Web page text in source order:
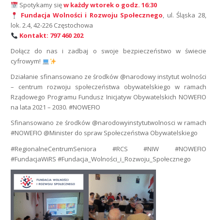
Spotykamy sięw każdy wtorek o godz. 16:30
Fundacja Wolności i Rozwoju Społecznego, ul. Śląska 28,
lok. 2.4, 42-226 Częstochowa
Kontakt: 797 460 202
Dołącz do nas i zadbaj o swoje bezpieczeństwo w świecie
cyfrowym!
Działanie sfinansowano ze środków @narodowy instytut wolności
– centrum rozwoju społeczeństwa obywatelskiego w ramach
Rządowego Programu Fundusz Inicjatyw Obywatelskich NOWEFIO
na lata 2021 – 2030. #NOWEFIO
Sfinansowano ze środków @narodowyinstytutwolnosci w ramach
#NOWEFIO @Minister do spraw Społeczeństwa Obywatelskiego
#RegionalneCentrumSeniora #RCS #NIW #NOWEFIO
#FundacjaWiRS #Fundacja_Wolności_i_Rozwoju_Społecznego